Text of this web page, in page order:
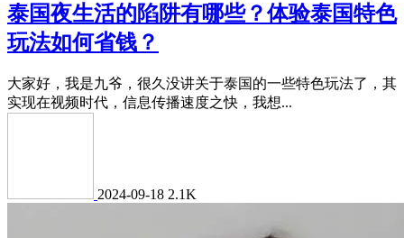
泰国夜生活的陷阱有哪些？体验泰国特色
玩法如何省钱？
大家好，我是九爷，很久没讲关于泰国的一些特色玩法了，其
实现在视频时代，信息传播速度之快，我想...
2024-09-18 2.1K